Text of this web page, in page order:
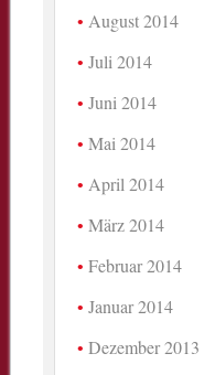
August 2014
Juli 2014
Juni 2014
Mai 2014
April 2014
März 2014
Februar 2014
Januar 2014
Dezember 2013